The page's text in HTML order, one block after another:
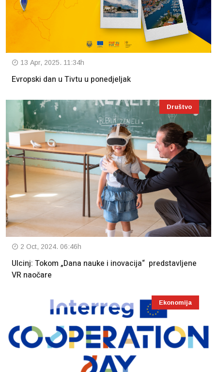
13 Apr, 2025. 11:34h
Evropski dan u Tivtu u ponedjeljak
Društvo
2 Oct, 2024. 06:46h
Ulcinj: Tokom „Dana nauke i inovacija“ predstavljene
VR naočare
Ekonomija